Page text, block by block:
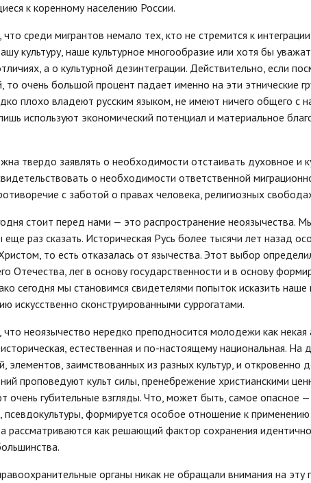
к коренному населению России.
среди мигрантов немало тех, кто не стремится к
культуру, наше культурное многообразие или хотя бы
а о культурной дезинтеграции. Действительно, если
то очень большой процент падает именно на эти этнические
плохо владеют русским языком, не имеют ничего общего с
используют экономический потенциал и материальное
твердо заявлять о необходимости отстаивать духовное и
о необходимости ответственной
с заботой о правах человека, религиозных
стоит перед нами — это распространение неоязычества.
раз сказать. Историческая Русь более тысячи лет назад
то есть отказалась от язычества. Этот выбор
Отечества, лег в основу государственности и в основу
сегодня мы становимся свидетелями попыток исказить
искусственно сконструированными суррогатами.
неоязычество нередко преподносится молодежи как некая
естественная и по-настоящему национальная.
элементов, заимствованных из разных культур, и откровенно
проповедуют культ силы, пренебрежение христианскими
очень губительные взгляды. Что, может быть, самое опасное
псевдокультуры, формируется особое отношение к
рассматриваются как решающий фактор сохранения
органы никак не обращали внимания на